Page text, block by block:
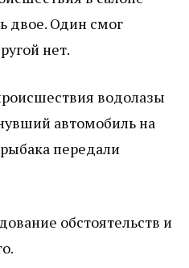
двое. Один смог
нет.
водолазы
автомобиль на
передали
обстоятельств и